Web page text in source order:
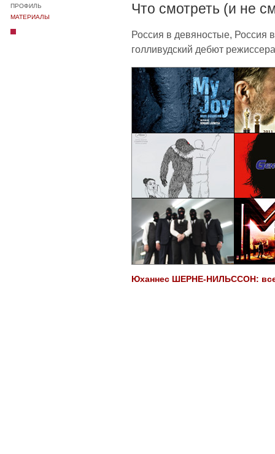
ПРОФИЛЬ
МАТЕРИАЛЫ
Что смотреть (и не
Россия в девяностые, Россия
голливудский дебют
Юханнес ШЕРНЕ-НИЛЬССОН: все